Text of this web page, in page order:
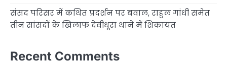
संसद परिसर में कथित प्रदर्शन पर बवाल, राहुल गांधी समेत
तीन सांसदों के खिलाफ देवीधूरा थाने में शिकायत
Recent Comments